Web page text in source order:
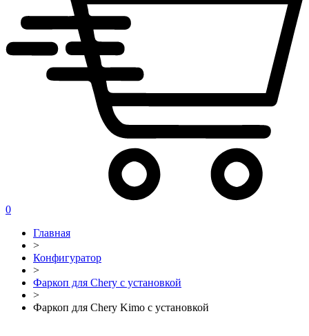
0
Главная
>
Конфигуратор
>
Фаркоп для Chery с установкой
>
Фаркоп для Chery Kimo с установкой